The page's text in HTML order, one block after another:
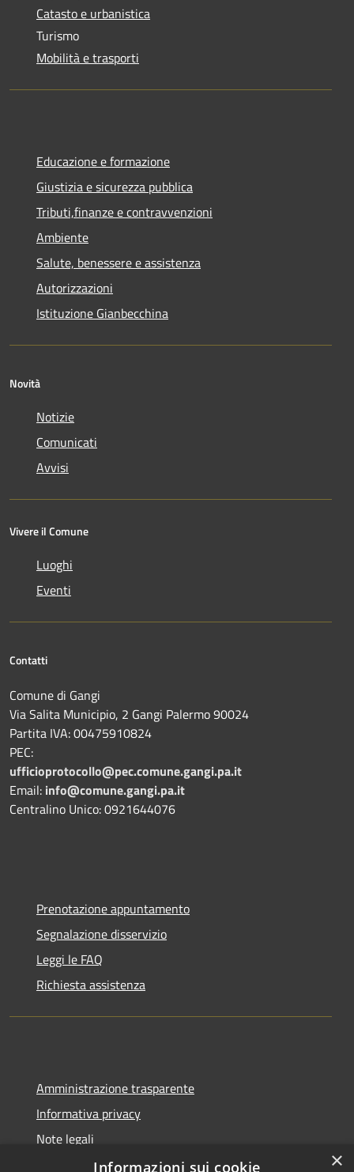
Catasto e urbanistica
Turismo
Mobilità e trasporti
Educazione e formazione
Giustizia e sicurezza pubblica
Tributi,finanze e contravvenzioni
Ambiente
Salute, benessere e assistenza
Autorizzazioni
Istituzione Gianbecchina
Novità
Notizie
Comunicati
Avvisi
Vivere il Comune
Luoghi
Eventi
Contatti
Comune di Gangi
Via Salita Municipio, 2 Gangi Palermo 90024
Partita IVA: 00475910824
PEC:
ufficioprotocollo@pec.comune.gangi.pa.it
Email: info@comune.gangi.pa.it
Centralino Unico: 0921644076
Prenotazione appuntamento
Segnalazione disservizio
Leggi le FAQ
Richiesta assistenza
Amministrazione trasparente
Informativa privacy
Note legali
Dichiarazione di accessibilità
×
Informazioni sui cookie